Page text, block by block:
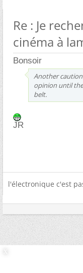
Re : Je
cinéma à
Bonsoir
Another caution
opinion until
belt.
JR
l'électronique c'est